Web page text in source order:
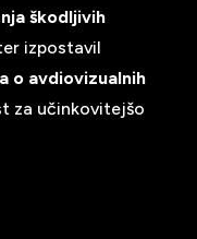
škodljivih
izpostavil
o avdiovizualnih
za učinkovitejšo